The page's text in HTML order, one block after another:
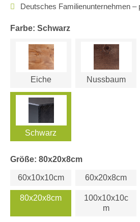
Deutsches Familienunternehmen
Farbe: Schwarz
Eiche Nussbaum
Schwarz
Größe: 80x20x8cm
60x10x10cm 60x20x8cm
80x20x8cm
100x10x10c
m